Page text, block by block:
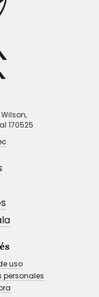
170525
uso
personales